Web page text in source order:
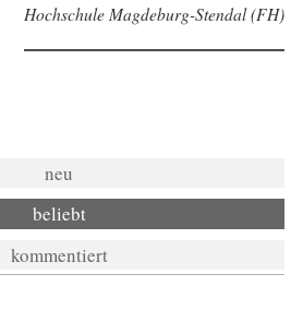
Hochschule Magdeburg-Stendal (FH)
neu
beliebt
kommentiert